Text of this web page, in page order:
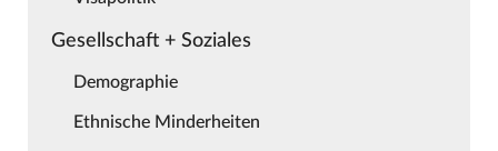
Gesellschaft + Soziales
Demographie
Ethnische Minderheiten